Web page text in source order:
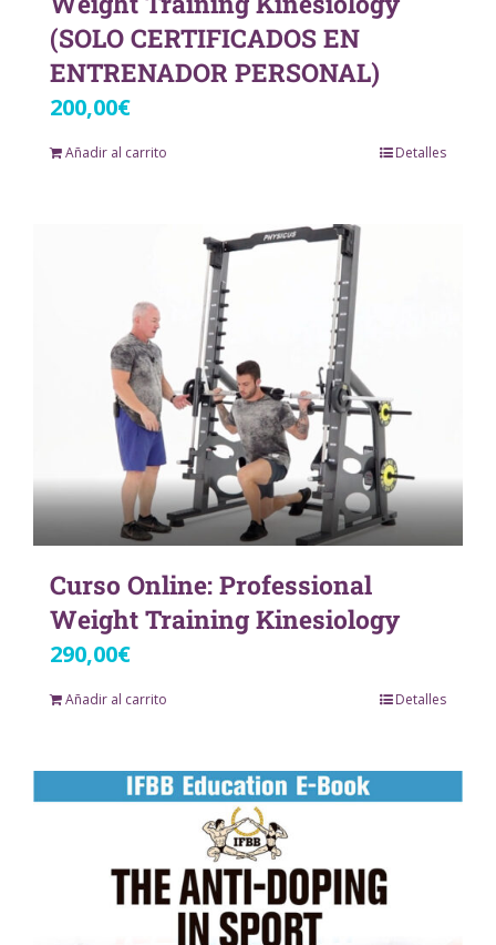
(SOLO CERTIFICADOS EN
ENTRENADOR PERSONAL)
200,00€
Añadir al carrito Detalles
Curso Online: Professional
Weight Training Kinesiology
290,00€
Añadir al carrito Detalles